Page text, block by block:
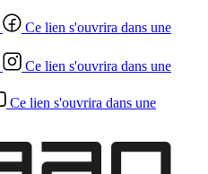
Ce lien s'ouvrira dans une
Ce lien s'ouvrira dans une
Ce lien s'ouvrira dans une